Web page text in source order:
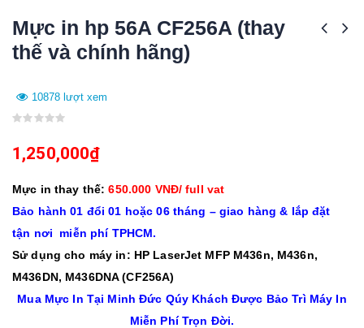
Mực in hp 56A CF256A (thay
thế và chính hãng)
10878 lượt xem
1,250,000₫
Mực in thay thế:650.000 VNĐ/ full vat
Bảo hành 01 đổi 01 hoặc 06 tháng – giao hàng & lắp đặt
tận nơi miễn phí TPHCM.
Sử dụng cho máy in: HP LaserJet MFP M436n, M436n,
M436DN, M436DNA (CF256A)
Mua Mực In Tại Minh Đức Qúy Khách Được Bảo Trì Máy In
Miễn Phí Trọn Đời.